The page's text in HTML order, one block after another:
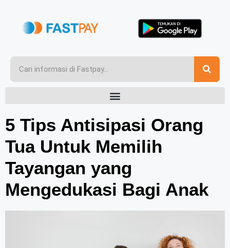
5 Tips Antisipasi Orang
Tua Untuk Memilih
Tayangan yang
Mengedukasi Bagi Anak